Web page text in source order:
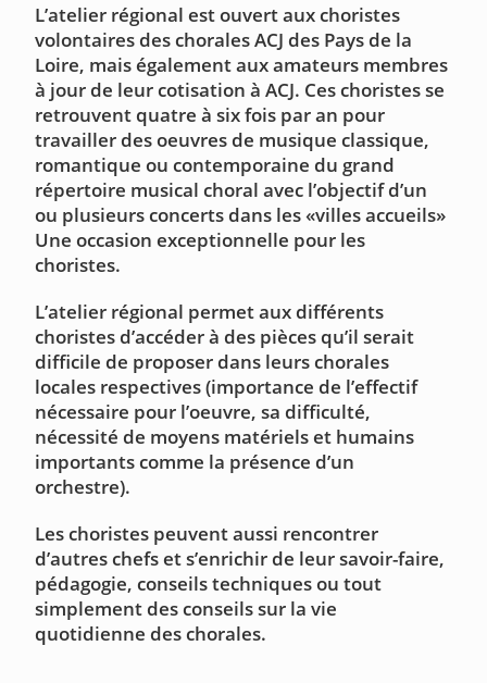
L’atelier régional est ouvert aux choristes
volontaires des chorales ACJ des Pays de la
Loire, mais également aux amateurs membres
à jour de leur cotisation à ACJ. Ces choristes se
retrouvent quatre à six fois par an pour
travailler des oeuvres de musique classique,
romantique ou contemporaine du grand
répertoire musical choral avec l’objectif d’un
ou plusieurs concerts dans les «villes accueils»
Une occasion exceptionnelle pour les
choristes.
L’atelier régional permet aux différents
choristes d’accéder à des pièces qu’il serait
difficile de proposer dans leurs chorales
locales respectives (importance de l’effectif
nécessaire pour l’oeuvre, sa difficulté,
nécessité de moyens matériels et humains
importants comme la présence d’un
orchestre).
Les choristes peuvent aussi rencontrer
d’autres chefs et s’enrichir de leur savoir-faire,
pédagogie, conseils techniques ou tout
simplement des conseils sur la vie
quotidienne des chorales.